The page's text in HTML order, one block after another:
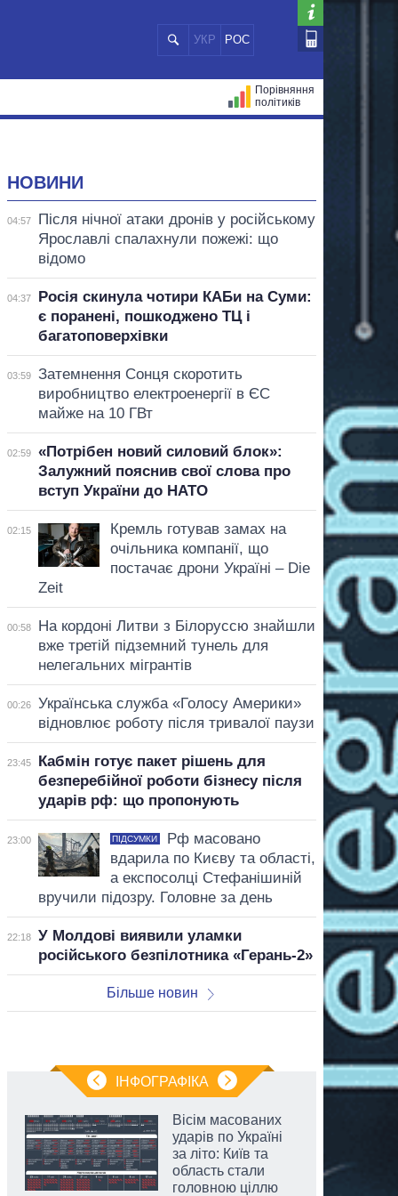
УКР РОС
Порівняння
політиків
НОВИНИ
04:57
Після нічної атаки дронів у російському
Ярославлі спалахнули пожежі: що
відомо
04:37
Росія скинула чотири КАБи на Суми:
є поранені, пошкоджено ТЦ і
багатоповерхівки
03:59
Затемнення Сонця скоротить
виробництво електроенергії в ЄС
майже на 10 ГВт
02:59
«Потрібен новий силовий блок»:
Залужний пояснив свої слова про
вступ України до НАТО
02:15
Кремль готував замах на
очільника компанії, що
постачає дрони Україні – Die
Zeit
00:58
На кордоні Литви з Білоруссю знайшли
вже третій підземний тунель для
нелегальних мігрантів
00:26
Українська служба «Голосу Америки»
відновлює роботу після тривалої паузи
23:45
Кабмін готує пакет рішень для
безперебійної роботи бізнесу після
ударів рф: що пропонують
23:00 ПІДСУМКИ
Рф масовано
вдарила по Києву та області,
а експосолці Стефанішиній
вручили підозру. Головне за день
22:18
У Молдові виявили уламки
російського безпілотника «Герань-2»
Більше новин
ІНФОГРАФІКА
Вісім масованих
ударів по Україні
за літо: Київ та
область стали
головною ціллю